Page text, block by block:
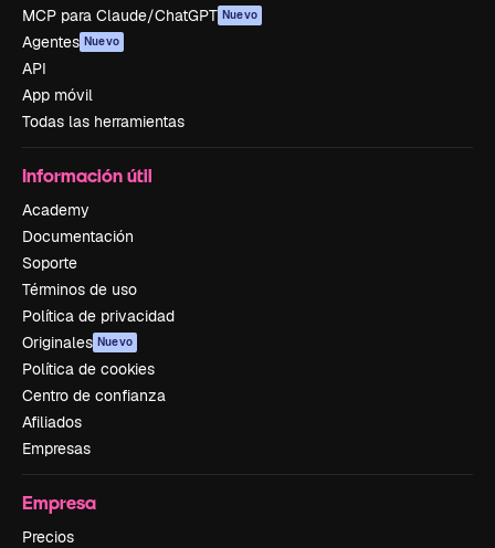
MCP para Claude/ChatGPT Nuevo
Agentes Nuevo
API
App móvil
Todas las herramientas
Información útil
Academy
Documentación
Soporte
Términos de uso
Política de privacidad
Originales Nuevo
Política de cookies
Centro de confianza
Afiliados
Empresas
Empresa
Precios